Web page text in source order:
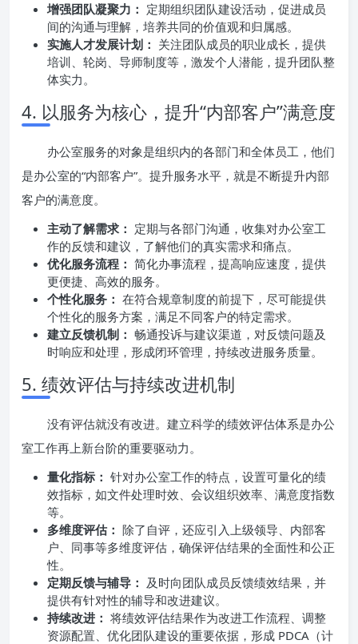
增强团队凝聚力： 定期组织团队建设活动，促进成员
间的沟通与理解，培养共同的价值观和归属感。
实施人才发展计划： 关注团队成员的职业成长，提供
培训、轮岗、导师制度等，激发个人潜能，提升团队整
体实力。
4. 以服务为核心，提升“内部客户”满意度
办公室服务的对象是组织内的各部门和全体员工，他们
是办公室的“内部客户”。提升服务水平，就是不断提升内部
客户的满意度。
主动了解需求： 定期与各部门沟通，收集对办公室工
作的反馈和建议，了解他们的真实需求和痛点。
优化服务流程： 简化办事流程，提高响应速度，提供
更便捷、高效的服务。
个性化服务： 在符合规章制度的前提下，尽可能提供
个性化的服务方案，满足不同客户的特定需求。
建立反馈机制： 畅通投诉与建议渠道，对反馈问题及
时响应和处理，形成闭环管理，持续改进服务质量。
5. 绩效评估与持续改进机制
没有评估就没有改进。建立科学的绩效评估体系是办公
室工作再上新台阶的重要驱动力。
量化指标： 针对办公室工作的特点，设置可量化的绩
效指标，如文件处理时效、会议组织效率、满意度指数
等。
多维度评估： 除了自评，还应引入上级领导、内部客
户、同事等多维度评估，确保评估结果的全面性和公正
性。
定期反馈与辅导： 及时向团队成员反馈绩效结果，并
提供有针对性的辅导和改进建议。
持续改进： 将绩效评估结果作为改进工作流程、调整
资源配置、优化团队建设的重要依据，形成 PDCA（计